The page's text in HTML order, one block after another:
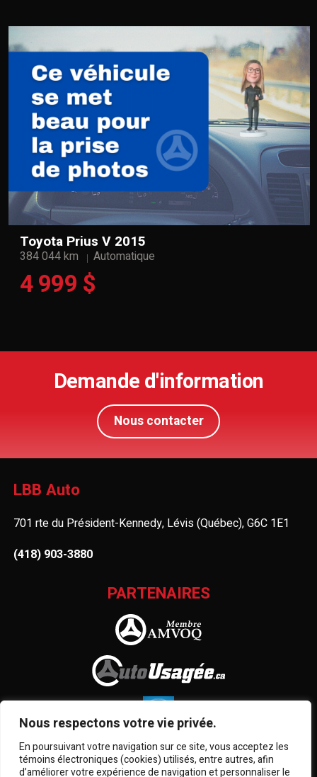
Nous respectons votre vie privée.
En poursuivant votre navigation sur ce site, vous acceptez les
témoins électroniques (cookies) utilisés, entre autres, afin
d’améliorer votre expérience de navigation et personnaliser le
Toyota Prius V 2015
384 044 km Automatique
4 999 $
Demande d'information
Nous contacter
LBB Auto
701 rte du Président-Kennedy, Lévis (Québec), G6C 1E1
(418) 903-3880
PARTENAIRES